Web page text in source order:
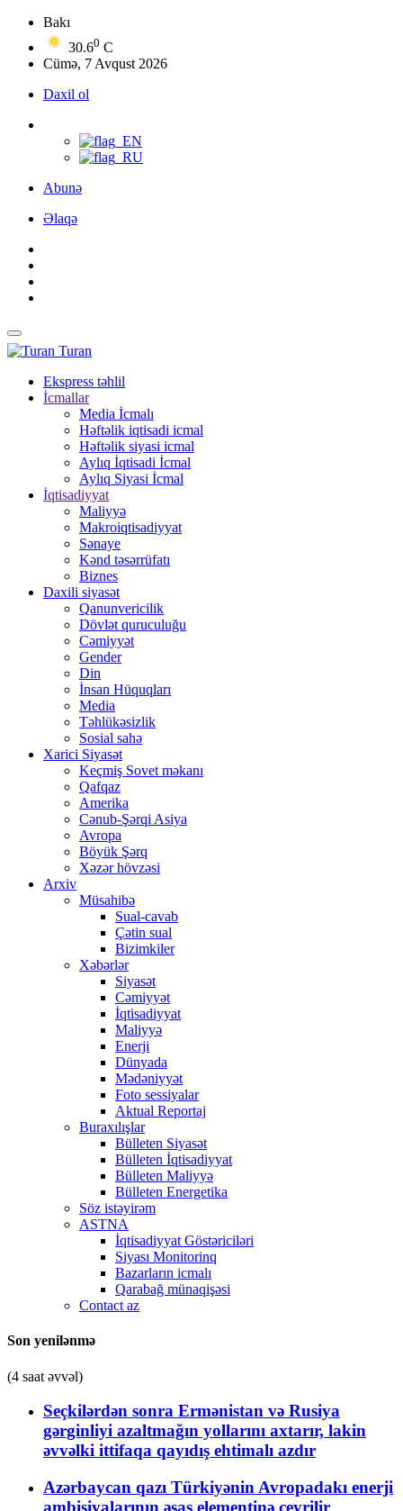
Bakı
30.60 C
Cümə, 7 Avqust 2026
Daxil ol
Abunə
Əlaqə
Turan
Ekspress təhlil
İcmallar
Media İcmalı
Həftəlik iqtisadi icmal
Həftəlik siyasi icmal
Aylıq İqtisadi İcmal
Aylıq Siyasi İcmal
İqtisadiyyat
Maliyyə
Makroiqtisadiyyat
Sənaye
Kənd təsərrüfatı
Biznes
Daxili siyasət
Qanunvericilik
Dövlət quruculuğu
Cəmiyyət
Gender
Din
İnsan Hüquqları
Media
Təhlükəsizlik
Sosial sahə
Xarici Siyasət
Keçmiş Sovet məkanı
Qafqaz
Amerika
Cənub-Şərqi Asiya
Avropa
Böyük Şərq
Xəzər hövzəsi
Arxiv
Müsahibə
Sual-cavab
Çətin sual
Bizimkiler
Xəbərlər
Siyasət
Cəmiyyət
İqtisadiyyat
Maliyyə
Enerji
Dünyada
Mədəniyyət
Foto sessiyalar
Aktual Reportaj
Buraxılışlar
Bülleten Siyasət
Bülleten İqtisadiyyat
Bülleten Maliyyə
Bülleten Energetika
Söz istəyirəm
ASTNA
İqtisadiyyat Göstəriciləri
Siyası Monitorinq
Bazarların icmalı
Qarabağ münaqişəsi
Contact az
Son yenilənmə
(4 saat əvvəl)
Seçkilərdən sonra Ermənistan və Rusiya
gərginliyi azaltmağın yollarını axtarır, lakin
əvvəlki ittifaqa qayıdış ehtimalı azdır
Azərbaycan qazı Türkiyənin Avropadakı enerji
ambisiyalarının əsas elementinə çevrilir